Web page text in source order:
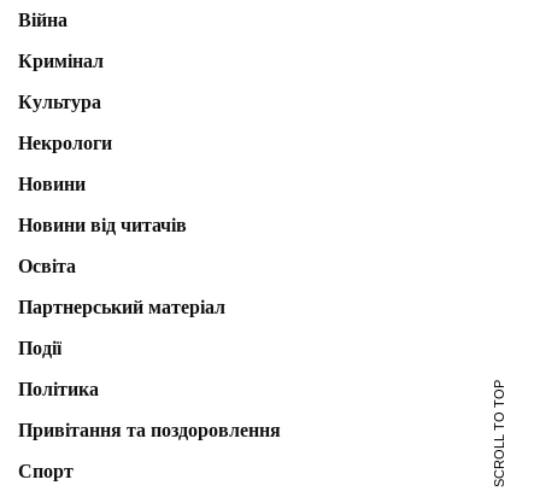
Війна
Кримінал
Культура
Некрологи
Новини
Новини від читачів
Освіта
Партнерський матеріал
Події
Політика
Привітання та поздоровлення
Спорт
SCROLL TO TOP